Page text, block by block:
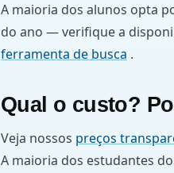
A maioria dos alunos opta
do ano — verifique a
ferramenta de busca .
Qual o custo?
Veja nossos preços
A maioria dos estudantes